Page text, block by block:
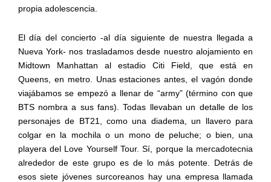
propia adolescencia.
El día del concierto -al día siguiente de nuestra llegada a
Nueva York- nos trasladamos desde nuestro alojamiento en
Midtown Manhattan al estadio Citi Field, que está en
Queens, en metro. Unas estaciones antes, el vagón donde
viajábamos se empezó a llenar de “army” (término con que
BTS nombra a sus fans). Todas llevaban un detalle de los
personajes de BT21, como una diadema, un llavero para
colgar en la mochila o un mono de peluche; o bien, una
playera del Love Yourself Tour. Sí, porque la mercadotecnia
alrededor de este grupo es de lo más potente. Detrás de
esos siete jóvenes surcoreanos hay una empresa llamada